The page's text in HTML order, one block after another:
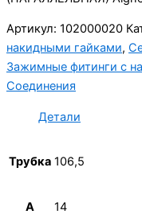
Артикул: 102000020
накидными гайками,
Зажимные фитинги с
Соединения
Детали
Трубка 106,5
A 14